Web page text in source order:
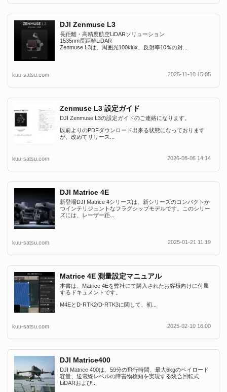
DJI Zenmuse L3
長距離・高精度航空LiDARソリューション
1535nm長距離LiDAR
Zenmuse L3は、周囲光100klux、反射率10％の対...
kuu-satsu.com 2025-11-10 15:05
Zenmuse L3 設定ガイド
DJI Zenmuse L3の設定ガイドのご連絡になります。
以前よりのPDFダウンロード出来る状態になっております
が、改めてリリース...
kuu-satsu.com 2026-08-06 14:14
DJI Matrice 4E
新登場DJI Matrice 4シリーズは、新シリーズのコンパクトか
つインテリジェントなフラグシップモデルです。このシリー
ズには、レーザー距...
kuu-satsu.com 2025-01-21 11:19
Matrice 4E 測量設定マニュアル
本書は、Matrice 4Eを弊社にて購入されたお客様向けに付属
するドキュメントです。
M4EとD-RTK2/D-RTK3に関して、初...
kuu-satsu.com 2025-02-10 16:00
DJI Matrice400
DJI Matrice 400は、59分の飛行時間、最大6kgのペイロード
容量、送電線レベルの障害物検知を実現する統合回転式
LiDARおよび...